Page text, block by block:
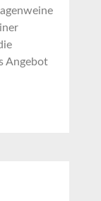
Angebot